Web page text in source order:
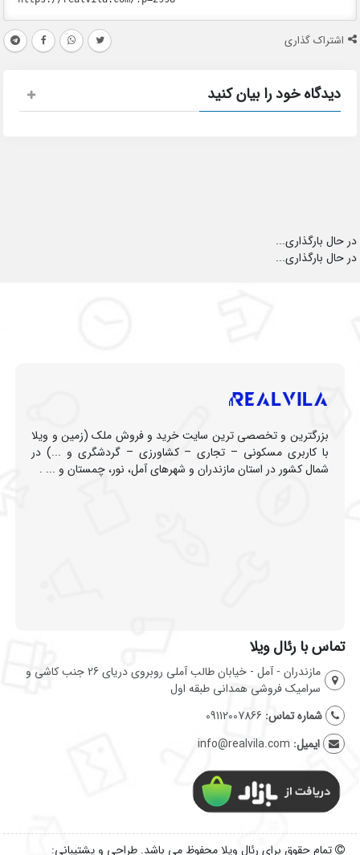
اشتراک گذاری
دیدگاه خود را بیان کنید
در حال بارگذاری...
در حال بارگذاری...
بزرگترین و تخصصی ترین سایت خرید و فروش ملک (زمین و ویلا
با کاربری مسکونی – تجاری – کشاورزی – گردشگری و ...) در
شمال کشور در استان مازندران و شهرهای آمل، نور، چمستان و ... .
تماس با رئال ویلا
مازندران - آمل - خیابان طالب آملی روبروی دریای 26 جنب کاشی و
سرامیک فروشی همدانی طبقه اول
شماره تماس: 09112007866
ایمیل: info@realvila.com
تمام حقوق برای رئال ویلا محفوظ می باشد. طراحی و پشتیبانی: